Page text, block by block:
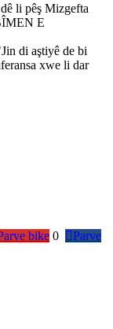
li pêş Mizgefta
E
di aştiyê de bi
xwe li dar
bike 0 Parve